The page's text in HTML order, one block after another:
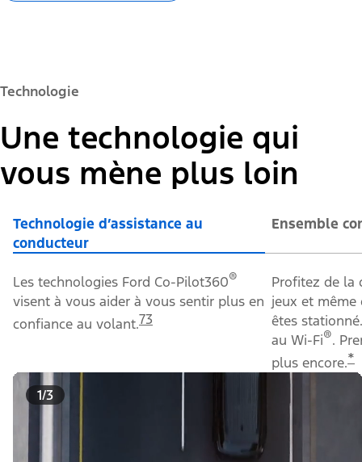
Technologie
Une technologie qui
vous mène plus loin
Technologie d’assistance au
conducteur
Ensemble
Les technologies Ford Co-Pilot360®
visent à vous aider à vous sentir plus en
confiance au volant.73
Profitez de la
jeux et même
êtes
au Wi-Fi®.
plus encore.*
1/3